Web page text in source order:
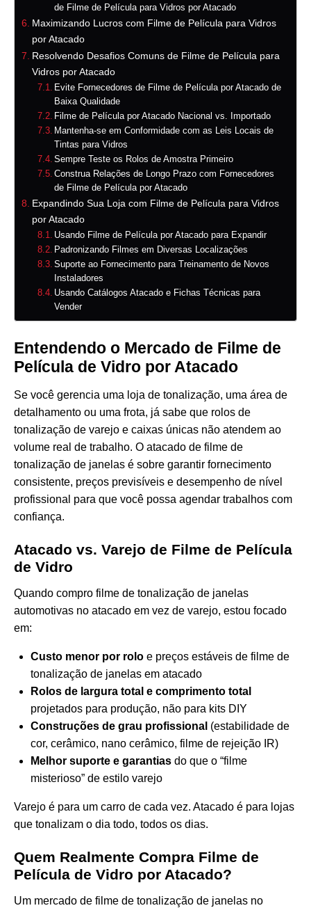
de Filme de Película para Vidros por Atacado
Maximizando Lucros com Filme de Película para Vidros
por Atacado
Resolvendo Desafios Comuns de Filme de Película para
Vidros por Atacado
Evite Fornecedores de Filme de Película por Atacado de
Baixa Qualidade
Filme de Película por Atacado Nacional vs. Importado
Mantenha-se em Conformidade com as Leis Locais de
Tintas para Vidros
Sempre Teste os Rolos de Amostra Primeiro
Construa Relações de Longo Prazo com Fornecedores
de Filme de Película por Atacado
Expandindo Sua Loja com Filme de Película para Vidros
por Atacado
Usando Filme de Película por Atacado para Expandir
Padronizando Filmes em Diversas Localizações
Suporte ao Fornecimento para Treinamento de Novos
Instaladores
Usando Catálogos Atacado e Fichas Técnicas para
Vender
Entendendo o Mercado de Filme de
Película de Vidro por Atacado
Se você gerencia uma loja de tonalização, uma área de
detalhamento ou uma frota, já sabe que rolos de
tonalização de varejo e caixas únicas não atendem ao
volume real de trabalho. O atacado de filme de
tonalização de janelas é sobre garantir fornecimento
consistente, preços previsíveis e desempenho de nível
profissional para que você possa agendar trabalhos com
confiança.
Atacado vs. Varejo de Filme de Película
de Vidro
Quando compro filme de tonalização de janelas
automotivas no atacado em vez de varejo, estou focado
em:
Custo menor por rolo e preços estáveis de filme de
tonalização de janelas em atacado
Rolos de largura total e comprimento total
projetados para produção, não para kits DIY
Construções de grau profissional (estabilidade de
cor, cerâmico, nano cerâmico, filme de rejeição IR)
Melhor suporte e garantias do que o “filme
misterioso” de estilo varejo
Varejo é para um carro de cada vez. Atacado é para lojas
que tonalizam o dia todo, todos os dias.
Quem Realmente Compra Filme de
Película de Vidro por Atacado?
Um mercado de filme de tonalização de janelas no